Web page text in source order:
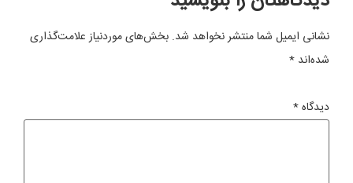
نشانی ایمیل شما منتشر نخواهد شد. بخش‌های موردنیاز علامت‌گذاری
شده‌اند *
دیدگاه*